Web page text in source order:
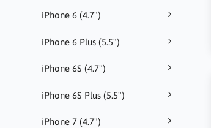
iPhone 6 (4.7")
iPhone 6 Plus (5.5")
iPhone 6S (4.7")
iPhone 6S Plus (5.5")
iPhone 7 (4.7")